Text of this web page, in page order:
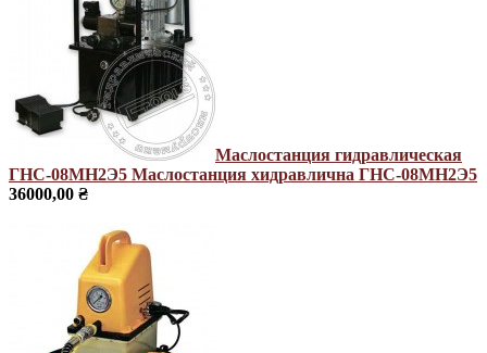
Маслостанция гидравлическая
ГНС-08МН2Э5 Маслостанция хидравлична ГНС-08МН2Э5
36000,00 ₴